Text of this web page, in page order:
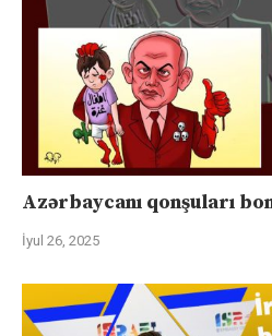
Azərbaycanı qonşuları
İyul 26, 2025